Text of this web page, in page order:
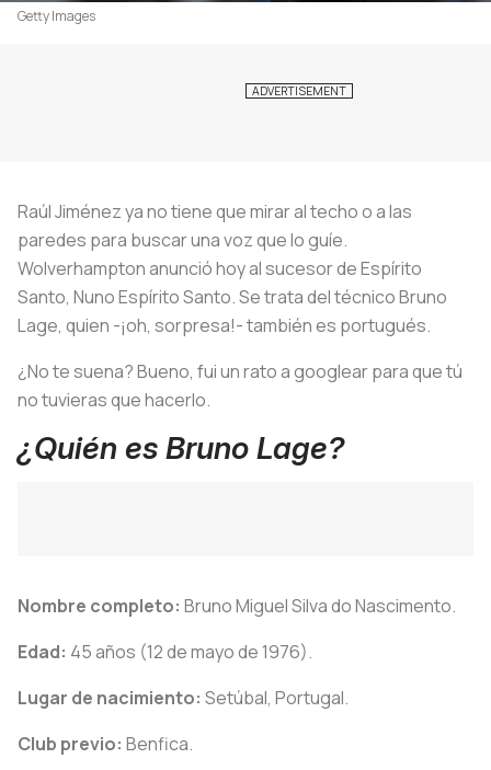
Getty Images
Raúl Jiménez ya no tiene que mirar al techo o a las
paredes para buscar una voz que lo guíe.
Wolverhampton anunció hoy al sucesor de Espírito
Santo, Nuno Espírito Santo. Se trata del técnico Bruno
Lage, quien -¡oh, sorpresa!- también es portugués.
¿No te suena? Bueno, fui un rato a googlear para que tú
no tuvieras que hacerlo.
¿Quién es Bruno Lage?
Nombre completo: Bruno Miguel Silva do Nascimento.
Edad: 45 años (12 de mayo de 1976).
Lugar de nacimiento: Setúbal, Portugal.
Club previo: Benfica.